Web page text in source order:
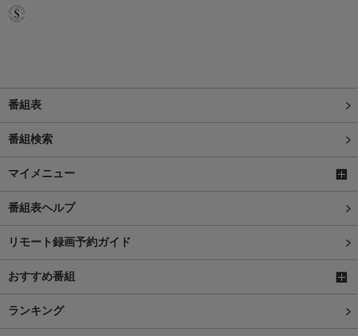
番組表
番組検索
マイメニュー
番組表ヘルプ
リモート録画予約ガイド
おすすめ番組
ランキング